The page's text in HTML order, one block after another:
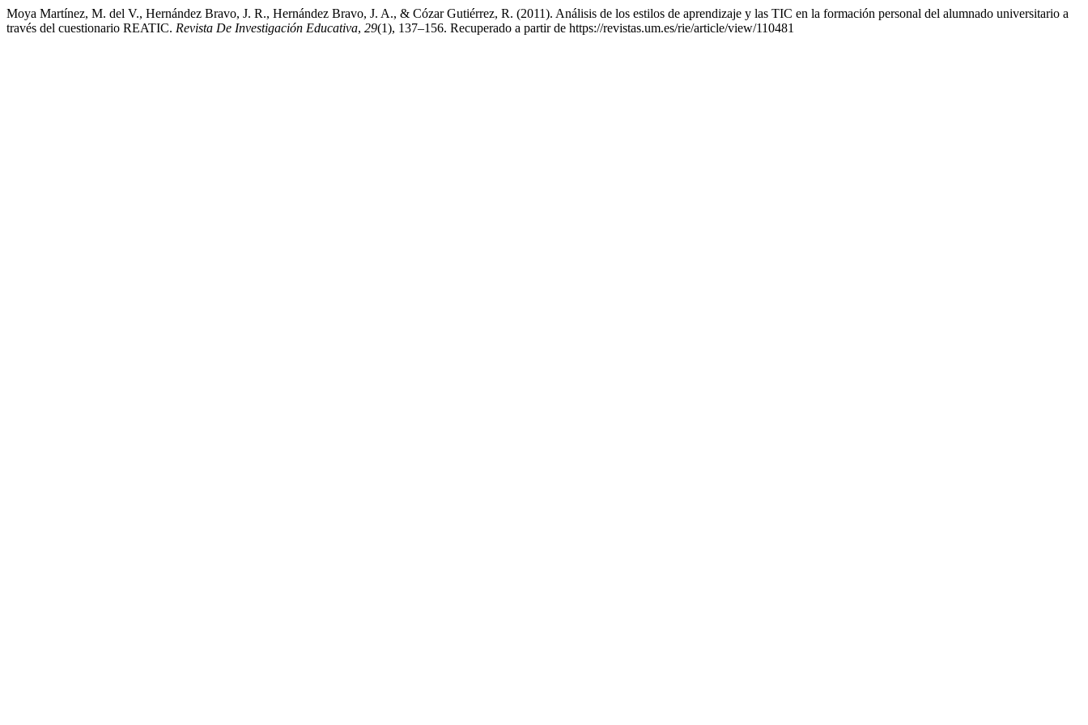
Moya Martínez, M. del V., Hernández Bravo, J. R., Hernández Bravo, J. A., & Cózar Gutiérrez, R. (2011). Análisis de los estilos de aprendizaje y las TIC en la formación personal del alumnado universitario a
través del cuestionario REATIC. Revista De Investigación Educativa, 29(1), 137–156. Recuperado a partir de https://revistas.um.es/rie/article/view/110481